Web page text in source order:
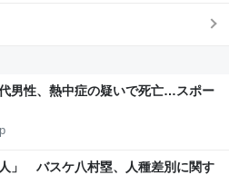
男性、熱中症の疑いで死亡…スポー
人」 バスケ八村塁、人種差別に関す